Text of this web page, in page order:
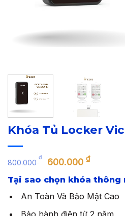
Khóa Tủ Locker
800.000
₫
Giá
gốc
là:
800.000 ₫.
600.000₫Giá
hiện
tại
là:
Tại sao chọn khóa thông
An Toàn Và Bảo Mật Cao
Bảo hành điện tử 2 năm